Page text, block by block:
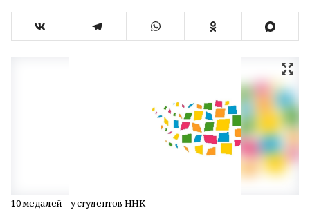
10 медалей – у студентов ННК